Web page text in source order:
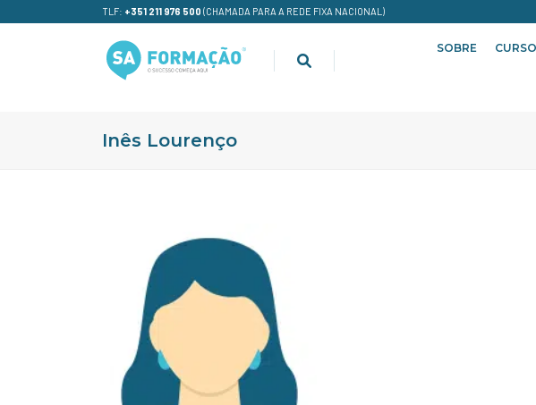
TLF: +351 211 976 500 (CHAMADA PARA A REDE FIXA NACIONAL)
SOBRE
Inês Lourenço